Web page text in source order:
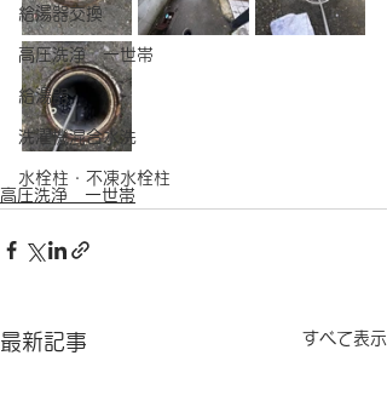
給湯器交換
高圧洗浄 一世帯
給湯器
洗濯機混合水洗
水栓柱・不凍水栓柱
高圧洗浄 一世帯
最新記事 すべて表示